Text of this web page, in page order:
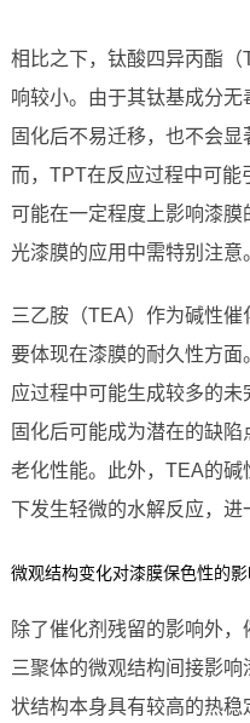
相比之下，钛酸四异丙酯
响较小。由于其钛基成分
固化后不易迁移，也不会
而，TPT在反应过程中可
可能在一定程度上影响漆
光漆膜的应用中需特别注意
三乙胺（TEA）作为碱性
要体现在漆膜的耐久性方
应过程中可能生成较多的
固化后可能成为潜在的缺
老化性能。此外，TEA的
下发生轻微的水解反应，进
微观结构变化对漆膜保色性的影
除了催化剂残留的影响外，
三聚体的微观结构间接影
状结构本身具有较高的热